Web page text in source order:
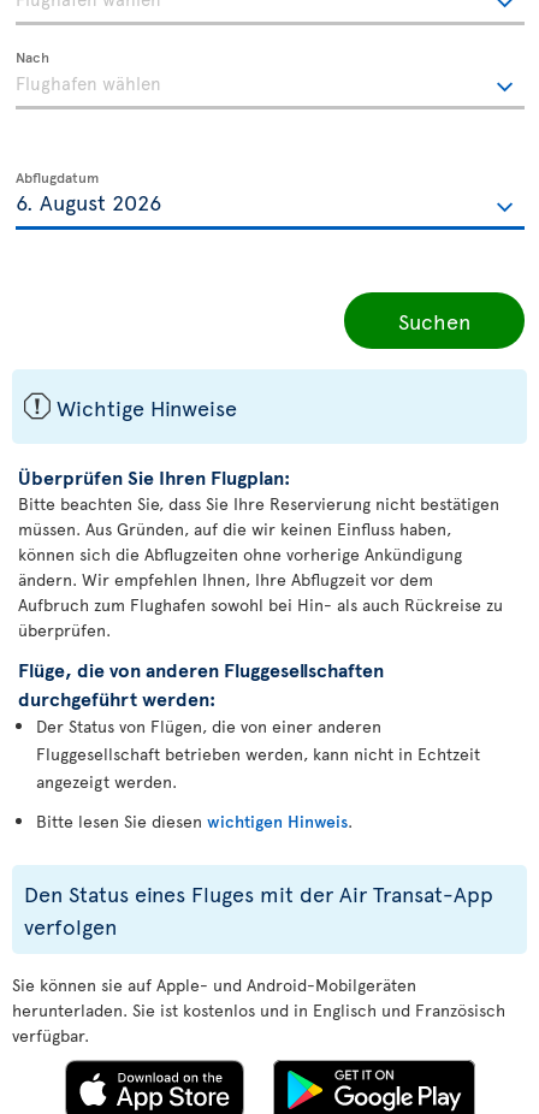
Nach
Abflugdatum
Suchen
ü Wichtige Hinweise
Überprüfen Sie Ihren Flugplan:
Bitte beachten Sie, dass Sie Ihre Reservierung nicht bestätigen
müssen. Aus Gründen, auf die wir keinen Einfluss haben,
können sich die Abflugzeiten ohne vorherige Ankündigung
ändern. Wir empfehlen Ihnen, Ihre Abflugzeit vor dem
Aufbruch zum Flughafen sowohl bei Hin- als auch Rückreise zu
überprüfen.
Flüge, die von anderen Fluggesellschaften
durchgeführt werden:
Der Status von Flügen, die von einer anderen
Fluggesellschaft betrieben werden, kann nicht in Echtzeit
angezeigt werden.
Bitte lesen Sie diesen wichtigen Hinweis.
Den Status eines Fluges mit der Air Transat-App
verfolgen
Sie können sie auf Apple- und Android-Mobilgeräten
herunterladen. Sie ist kostenlos und in Englisch und Französisch
verfügbar.